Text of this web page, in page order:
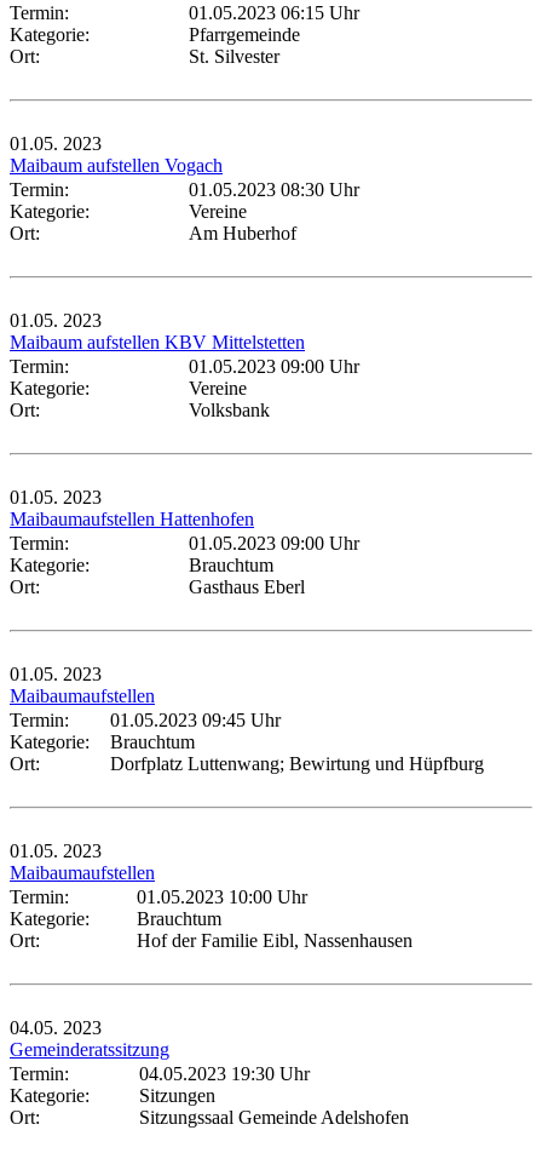
Termin:
01.05.2023 06:15 Uhr
Kategorie:
Pfarrgemeinde
Ort:
St. Silvester
01.05. 2023
Maibaum aufstellen Vogach
Termin:
01.05.2023 08:30 Uhr
Kategorie:
Vereine
Ort:
Am Huberhof
01.05. 2023
Maibaum aufstellen KBV Mittelstetten
Termin:
01.05.2023 09:00 Uhr
Kategorie:
Vereine
Ort:
Volksbank
01.05. 2023
Maibaumaufstellen Hattenhofen
Termin:
01.05.2023 09:00 Uhr
Kategorie:
Brauchtum
Ort:
Gasthaus Eberl
01.05. 2023
Maibaumaufstellen
Termin:
01.05.2023 09:45 Uhr
Kategorie:
Brauchtum
Ort:
Dorfplatz Luttenwang; Bewirtung und Hüpfburg
01.05. 2023
Maibaumaufstellen
Termin:
01.05.2023 10:00 Uhr
Kategorie:
Brauchtum
Ort:
Hof der Familie Eibl, Nassenhausen
04.05. 2023
Gemeinderatssitzung
Termin:
04.05.2023 19:30 Uhr
Kategorie:
Sitzungen
Ort:
Sitzungssaal Gemeinde Adelshofen